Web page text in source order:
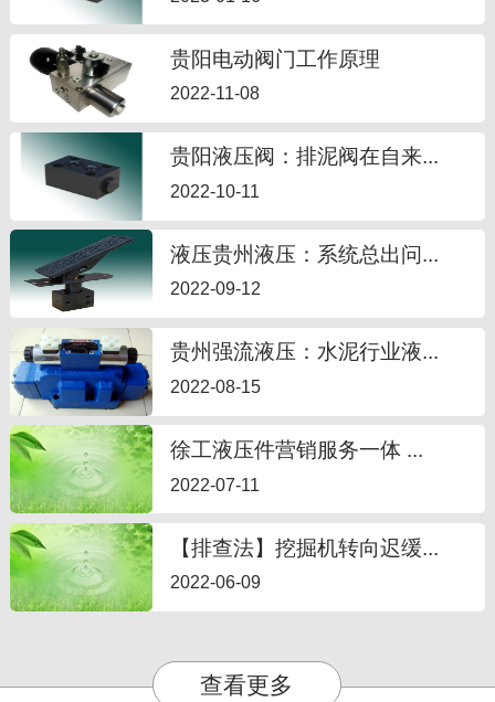
贵阳电动阀门工作原理
2022-11-08
贵阳液压阀：排泥阀在自来...
2022-10-11
液压贵州液压：系统总出问...
2022-09-12
贵州强流液压：水泥行业液...
2022-08-15
徐工液压件营销服务一体 ...
2022-07-11
【排查法】挖掘机转向迟缓...
2022-06-09
查看更多